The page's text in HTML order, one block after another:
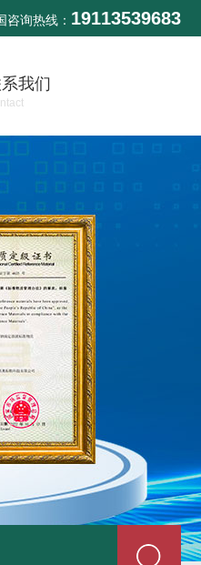
咨询热线： 19113539683
我们
34860-4L-Rsigma 甲醇 67-